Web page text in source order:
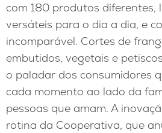
com 180 produtos diferentes,
versáteis para o dia a dia, e
incomparável. Cortes de
embutidos, vegetais e
o paladar dos consumidores
cada momento ao lado da
pessoas que amam. A
rotina da Cooperativa, que